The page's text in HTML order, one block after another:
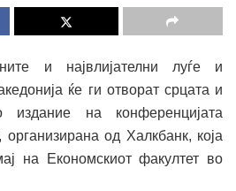
и највлијателни луѓе и
ќе ги отворат срцата и
издание на конференцијата
организирана од Халкбанк, која
на Економскиот факултет во